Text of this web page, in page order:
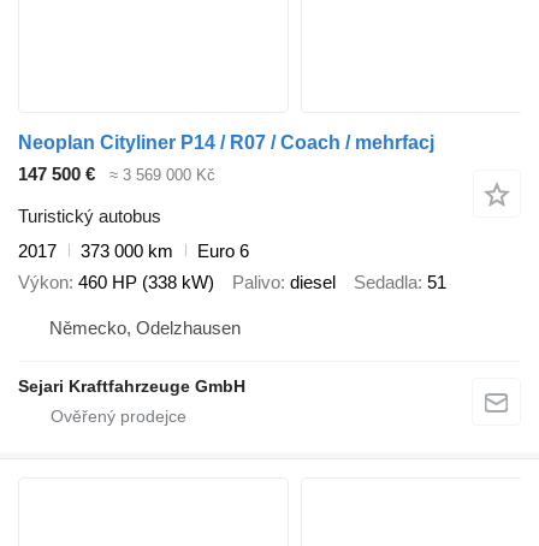
Neoplan Cityliner P14 / R07 / Coach / mehrfacj
147 500 €
≈ 3 569 000 Kč
Turistický autobus
2017
373 000 km
Euro 6
Výkon 460 HP (338 kW) Palivo diesel Sedadla 51
Německo, Odelzhausen
Sejari Kraftfahrzeuge GmbH